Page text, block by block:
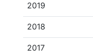
2019
2018
2017